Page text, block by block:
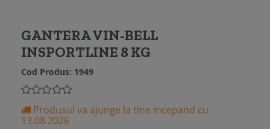
GANTERA VIN-BELL
INSPORTLINE 8 KG
Cod Produs: 1949
Produsul va ajunge la tine incepand cu
13.08.2026